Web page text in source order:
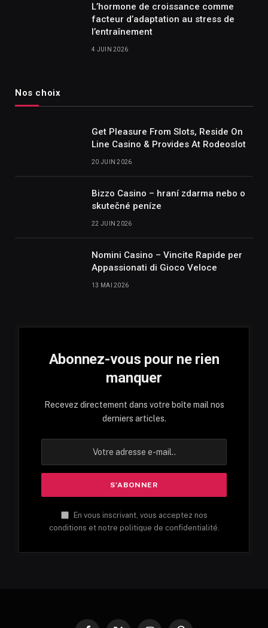
L’hormone de croissance comme
facteur d’adaptation au stress de
l’entraînement
4 JUIN 2026
Nos choix
Get Pleasure From Slots, Reside On
Line Casino & Provides At Rodeoslot
20 JUIN 2026
Bizzo Casino – hraní zdarma nebo o
skutečné peníze
22 JUIN 2026
Nomini Casino – Vincite Rapide per
Appassionati di Gioco Veloce
13 MAI 2026
Abonnez-vous pour ne rien
manquer
Recevez directement dans votre boîte mail nos
derniers articles.
En vous inscrivant, vous acceptez nos
conditions et notre politique de confidentialité.